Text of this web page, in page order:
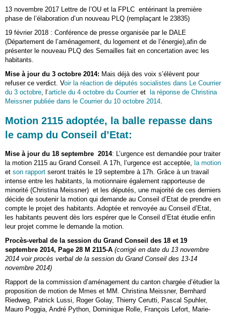
13 novembre 2017 Lettre de l’OU et la FPLC entérinant la première
phase de l’élaboration d’un nouveau PLQ (remplaçant le 23835)
19 février 2018 : Conférence de presse organisée par le DALE
(Département de l’aménagement, du logement et de l’énergie),afin de
présenter le nouveau PLQ des Semailles fait en concertation avec les
habitants.
Mise à jour du 3 octobre 2014: Mais déjà des voix s’élèvent pour
refuser ce verdict. Voir la réaction de députés socialistes dans Le Courrier
du 3 octobre, l ‘article du 4 octobre du Courrieret
la réponse de Christina
Meissner publiée dans le Courrier du 10 octobre 2014.
Motion 2115 adoptée, la balle repasse dans
le camp du Conseil d’Etat:
Mise à jour du 18 septembre 2014: L’urgence est demandée pour traiter
la motion 2115 au Grand Conseil. A 17h, l’urgence est acceptée, la motion
et son rapport seront traités le 19 septembre à 17h. Grâce à un travail
intense entre les habitants, la motionnaire également rapporteuse de
minorité (Christina Meissner) et les députés, une majorité de ces derniers
décide de soutenir la motion qui demande au Conseil d’Etat de prendre en
compte le projet des habitants. Adoptée et renvoyée au Conseil d’Etat,
les habitants peuvent dès lors espérer que le Conseil d’Etat étudie enfin
leur projet comme le demande la motion.
Procès-verbal de la session du Grand Conseil des 18 et 19
septembre 2014, Page 28 M 2115-A (corrigé en date du 13 novembre
2014 voir procès verbal de la session du Grand Conseil des 13-14
novembre 2014)
Rapport de la commission d’aménagement du canton chargée d’étudier la
proposition de motion de Mmes et MM. Christina Meissner, Bernhard
Riedweg, Patrick Lussi, Roger Golay, Thierry Cerutti, Pascal Spuhler,
Mauro Poggia, André Python, Dominique Rolle, François Lefort, Marie-